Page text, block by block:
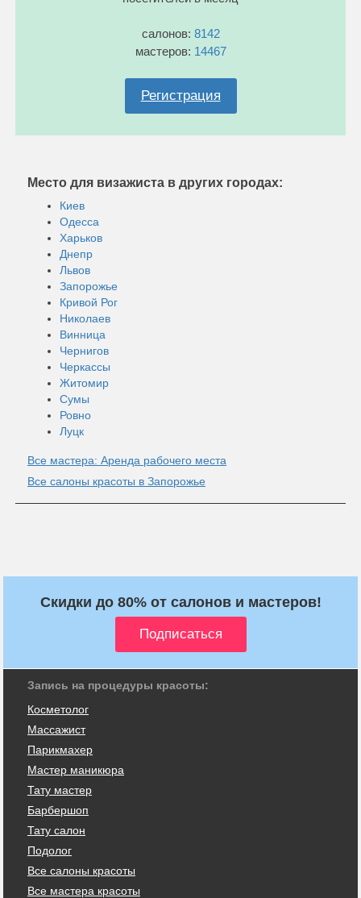
салонов: 8142
мастеров: 14467
Регистрация
Место для визажиста в других городах:
Киев
Одесса
Харьков
Днепр
Львов
Запорожье
Кривой Рог
Николаев
Винница
Чернигов
Черкассы
Житомир
Сумы
Ровно
Луцк
Все мастера: Аренда рабочего места
Все салоны красоты в Запорожье
Скидки до 80% от салонов и мастеров!
Запись на процедуры красоты:
Косметолог
Массажист
Парикмахер
Мастер маникюра
Тату мастер
Барбершоп
Тату салон
Подолог
Все салоны красоты
Все мастера красоты